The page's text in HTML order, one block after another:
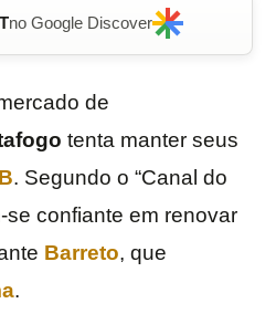
no Google Discover
de
tenta manter seus
. Segundo o “Canal do
se confiante em renovar
Barreto, que
.